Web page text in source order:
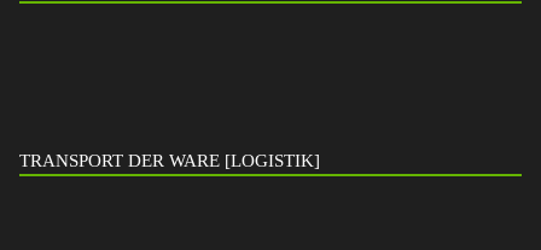
TRANSPORT DER WARE [LOGISTIK]